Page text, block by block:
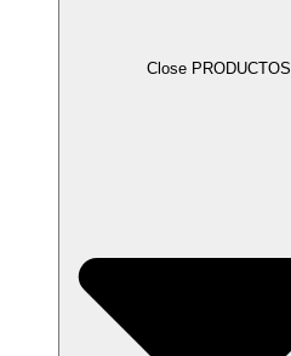
Close PRODUCTOS